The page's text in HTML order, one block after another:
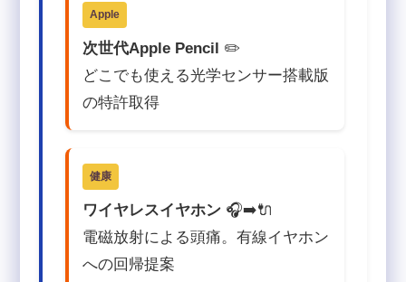
Apple
次世代Apple Pencil ✏️
どこでも使える光学センサー搭載版
の特許取得
健康
ワイヤレスイヤホン 🎧➡️🔌
電磁放射による頭痛。有線イヤホン
への回帰提案